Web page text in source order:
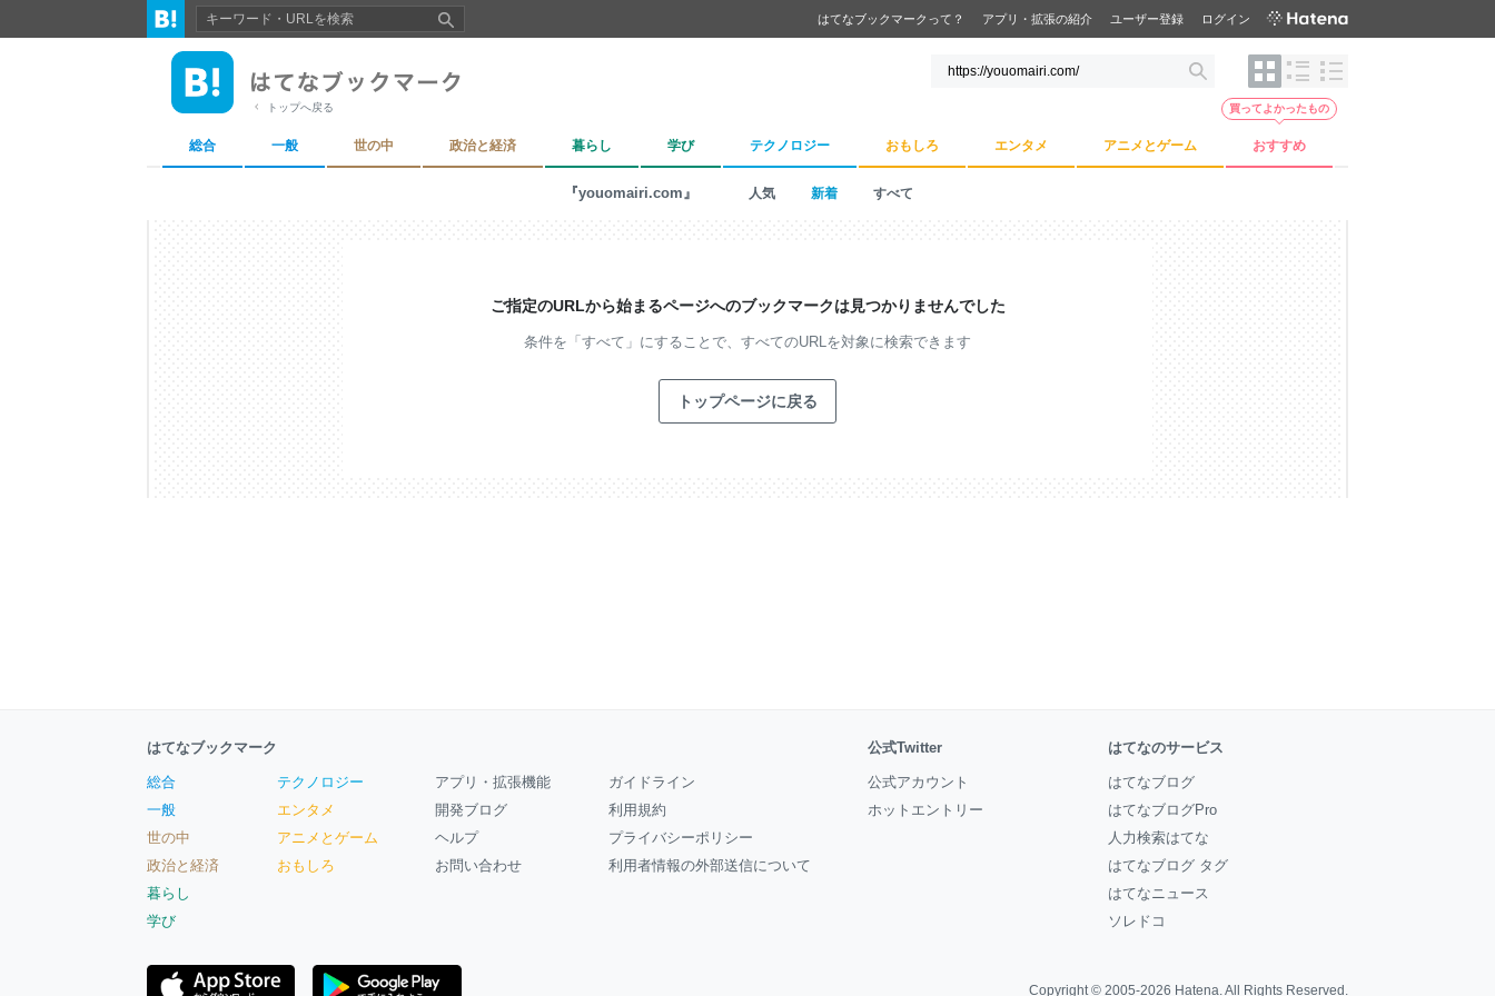
はてなブックマークって？ アプリ・拡張の紹介 ユーザー登録 ログイン
トップへ戻る
総合 一般 世の中 政治と経済 暮らし 学び テクノロジー おもしろ エンタメ アニメとゲーム おすすめ
買ってよかったもの
『youomairi.com』 人気 新着 すべて
ご指定のURLから始まるページへのブックマークは見つかりませんでした
条件を「すべて」にすることで、 すべてのURLを対象に検索できます
トップページに戻る
はてなブックマーク
総合
一般
世の中
政治と経済
暮らし
学び
テクノロジー
エンタメ
アニメとゲーム
おもしろ
アプリ・拡張機能
開発ブログ
ヘルプ
お問い合わせ
ガイドライン
利用規約
プライバシーポリシー
利用者情報の外部送信について
公式Twitter
公式アカウント
ホットエントリー
はてなのサービス
はてなブログ
はてなブログPro
人力検索はてな
はてなブログ タグ
はてなニュース
ソレドコ
Copyright © 2005-2026 Hatena. All Rights Reserved.